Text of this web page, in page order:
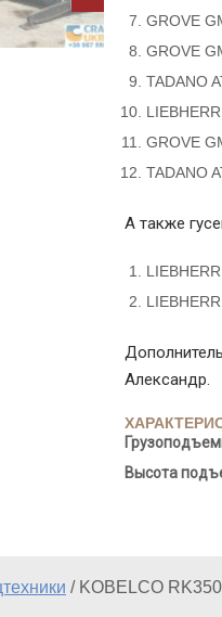
GROVE
GROVE
TADANO
GROVE
TADANO
А также
Александр.
Высота
/ KOBELCO